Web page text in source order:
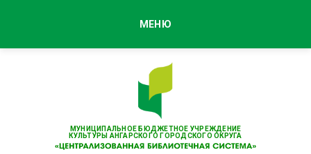
МУНИЦИПАЛЬНОЕ БЮДЖЕТНОЕ УЧРЕЖДЕНИЕ
КУЛЬТУРЫ АНГАРСКОГО ГОРОДСКОГО ОКРУГА
МЕНЮ